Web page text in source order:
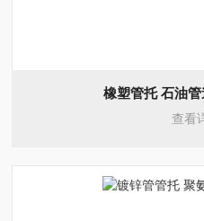
橡塑管托 石油
查看